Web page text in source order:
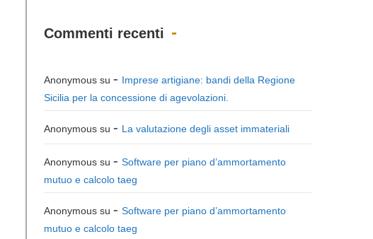
Commenti recenti
Anonymoussu
Imprese artigiane: bandi della Regione
Sicilia per la concessione di agevolazioni.
Anonymoussu La valutazione degli asset immateriali
Anonymoussu
Software per piano d’ammortamento
mutuo e calcolo taeg
Anonymoussu
Software per piano d’ammortamento
mutuo e calcolo taeg